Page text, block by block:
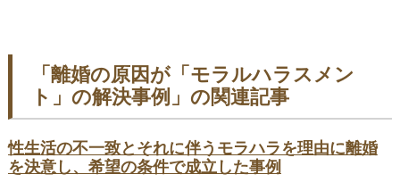
「離婚の原因が「モラルハラスメン
ト」の解決事例」の関連記事
性生活の不一致とそれに伴うモラハラを理由に離婚
を決意し、希望の条件で成立した事例